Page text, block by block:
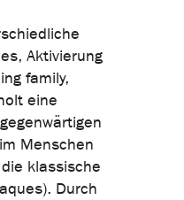
Aktivierung
family,
eine
Menschen
klassische
Durch